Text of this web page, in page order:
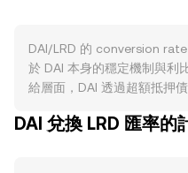
DAI/LRD 的 conversion
於 DAI 本身的穩定機制與利
給層面，DAI 透過超額抵押
對美元的錨定；當市場以
DAI 兌換 LRD 匯率的